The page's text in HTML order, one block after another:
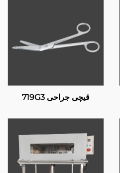
قیچی جراحی 719G3